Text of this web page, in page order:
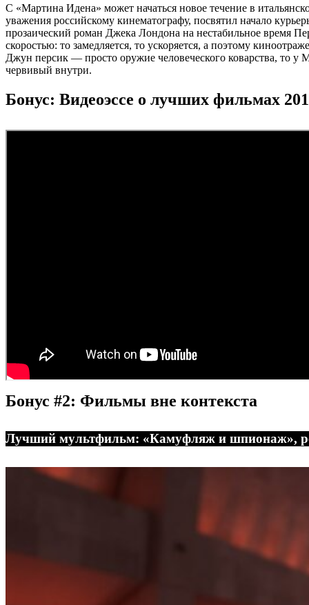
С «Мартина Идена» может начаться новое течение в
уважения российскому кинематографу, посвятил начало
прозаический роман Джека Лондона на нестабильное время
скоростью: то замедляется, то ускоряется, а поэтому
Джун персик ― просто оружие человеческого коварства, то
червивый внутри.
Бонус: Видеоэссе о лучших фильмах
Бонус #2: Фильмы вне контекста
Лучший мультфильм: «Камуфляж и шпионаж»,